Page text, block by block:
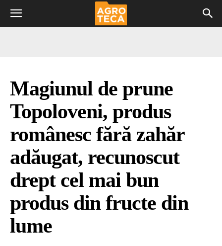
Magiunul de prune
Topoloveni, produs
românesc fără zahăr
adăugat, recunoscut
drept cel mai bun
produs din fructe din
lume